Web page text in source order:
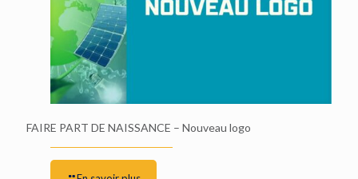
FAIRE PART DE NAISSANCE – Nouveau logo